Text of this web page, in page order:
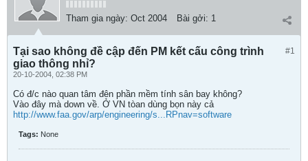
Tham gia ngày: Oct 2004 Bài gởi: 1
#1
Tại sao không đề cập đến PM kết cấu công trình
giao thông nhỉ?
20-10-2004, 02:38 PM
Có đ/c nào quan tâm đên phần mềm tính sân bay không?
Vào đây mà down về. Ở VN tòan dùng bọn này cả
http://www.faa.gov/arp/engineering/s...RPnav=software
Tags: None